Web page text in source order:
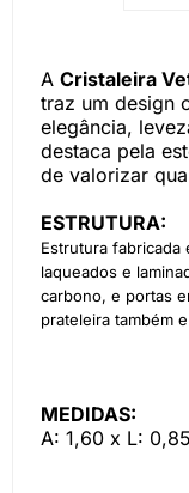
A Cristaleira
traz um design
elegância,
destaca pela
de valorizar
ESTRUTURA:
Estrutura fabricada
laqueados e
carbono, e portas
prateleira também
MEDIDAS:
A: 1,60 x L: